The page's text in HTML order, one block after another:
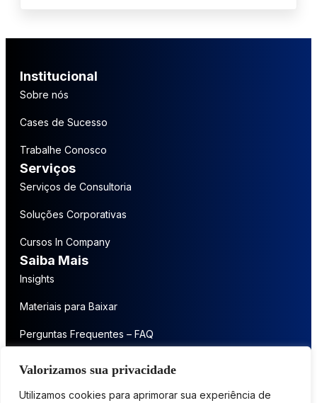
Valorizamos sua privacidade
Utilizamos cookies para aprimorar sua experiência de
Institucional
Sobre nós
Cases de Sucesso
Trabalhe Conosco
Serviços
Serviços de Consultoria
Soluções Corporativas
Cursos In Company
Saiba Mais
Insights
Materiais para Baixar
Perguntas Frequentes – FAQ